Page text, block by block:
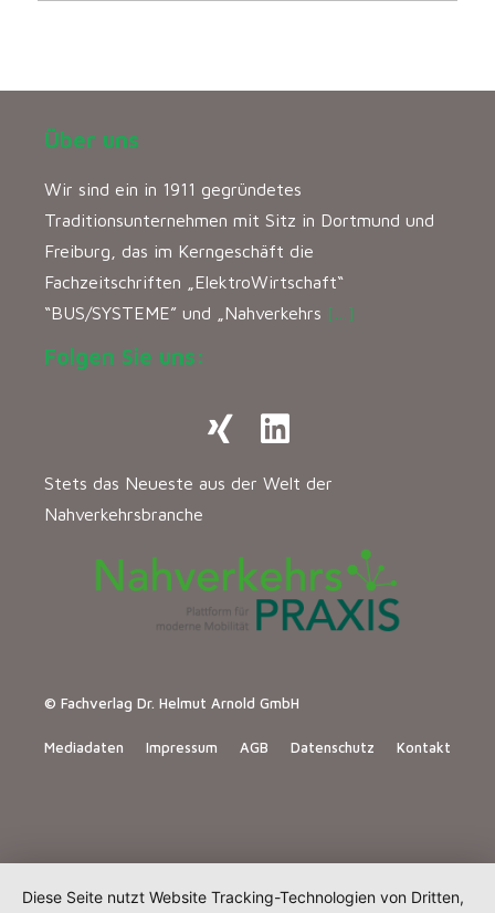
Über uns
Wir sind ein in 1911 gegründetes
Traditionsunternehmen mit Sitz in Dortmund und
Freiburg, das im Kerngeschäft die
Fachzeitschriften „ElektroWirtschaft“
“BUS/SYSTEME” und „Nahverkehrs […]
Folgen Sie uns:
Stets das Neueste aus der Welt der
Nahverkehrsbranche
© Fachverlag Dr. Helmut Arnold GmbH
Mediadaten Impressum AGB Datenschutz Kontakt
Diese Seite nutzt Website Tracking-Technologien von Dritten,